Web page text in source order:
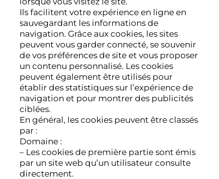
Ils facilitent votre expérience en ligne en
sauvegardant les informations de
navigation. Grâce aux cookies, les sites
peuvent vous garder connecté, se souvenir
de vos préférences de site et vous proposer
un contenu personnalisé. Les cookies
peuvent également être utilisés pour
établir des statistiques sur l’expérience de
navigation et pour montrer des publicités
ciblées.
En général, les cookies peuvent être classés
par :
Domaine :
– Les cookies de première partie sont émis
par un site web qu’un utilisateur consulte
directement.